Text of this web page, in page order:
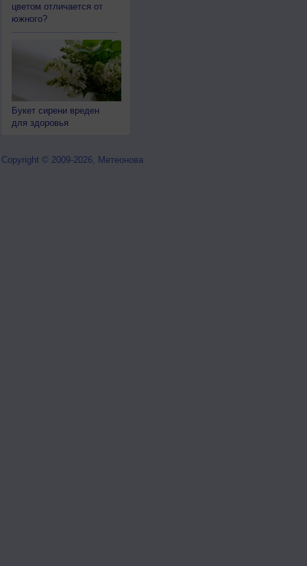
цветом отличается от
южного?
Букет сирени вреден
для здоровья
Copyright © 2009-2026, Метеонова